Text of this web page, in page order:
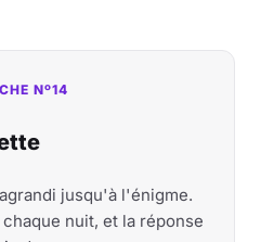
Nº14
jusqu'à l'énigme.
nuit, et la réponse